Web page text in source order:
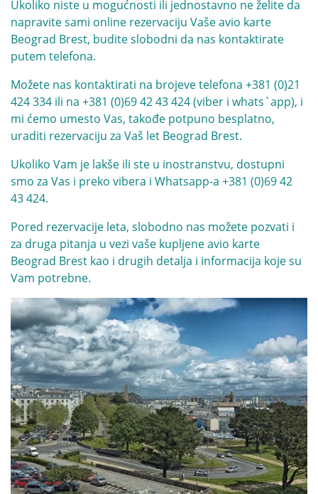
Ukoliko niste u mogućnosti ili jednostavno ne želite da
napravite sami online rezervaciju Vaše avio karte
Beograd Brest, budite slobodni da nas kontaktirate
putem telefona.
Možete nas kontaktirati na brojeve telefona +381 (0)21
424 334 ili na +381 (0)69 42 43 424(viber i whats`app), i
mi ćemo umesto Vas, takođe potpuno besplatno,
uraditi rezervaciju za Vaš let Beograd Brest.
Ukoliko Vam je lakše ili ste u inostranstvu, dostupni
smo za Vas i preko vibera i Whatsapp-a +381 (0)69 42
43 424.
Pored rezervacije leta, slobodno nas možete pozvati i
za druga pitanja u vezi vaše kupljene avio karte
Beograd Brest kao i drugih detalja i informacija koje su
Vam potrebne.